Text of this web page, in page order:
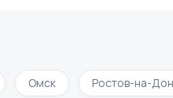
Омск Ростов-на-Дону